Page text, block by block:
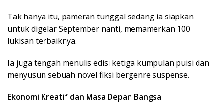
Tak hanya itu, pameran tunggal sedang ia siapkan
untuk digelar September nanti, memamerkan 100
lukisan terbaiknya.
Ia juga tengah menulis edisi ketiga kumpulan puisi dan
menyusun sebuah novel fiksi bergenre suspense.
Ekonomi Kreatif dan Masa Depan Bangsa